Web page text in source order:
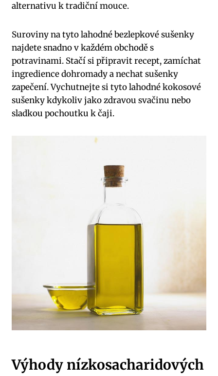
alternativu k tradiční mouce.
Suroviny na tyto lahodné bezlepkové sušenky
najdete snadno v každém obchodě s
potravinami. Stačí si připravit recept, zamíchat
ingredience dohromady a nechat sušenky
zapečení. Vychutnejte si tyto lahodné kokosové
sušenky kdykoliv jako zdravou svačinu nebo
sladkou pochoutku k čaji.
Výhody nízkosacharidových